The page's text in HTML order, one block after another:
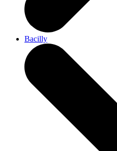
Bacilly